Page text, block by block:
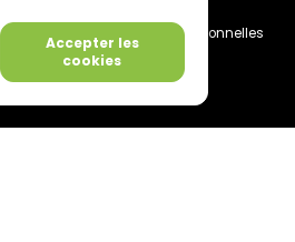
Mentions légales
Données personnelles
Cookies
Accepter les
cookies